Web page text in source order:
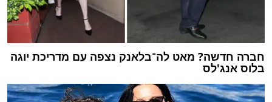
חברה חדשה? מאט לה־בלאנק נצפה עם מדריכת יוגה
בלוס אנג'לס